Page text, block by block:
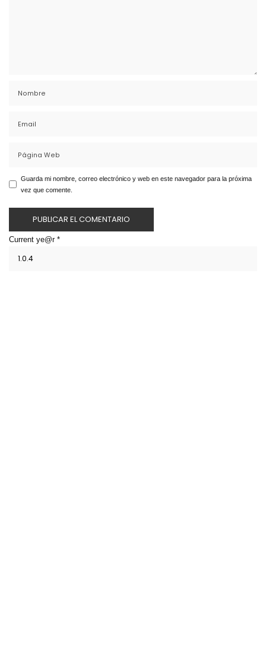
Guarda mi nombre, correo electrónico y web en este navegador para la próxima
vez que comente.
Current ye@r *